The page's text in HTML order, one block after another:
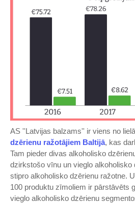
AS ''Latvijas balzams'' ir viens no
dzērienu ražotājiem Baltijā, kas
Tam pieder divas alkoholisko
dzirkstošo vīnu un vieglo alkoholisko
stipro alkoholisko dzērienu ražotne.
100 produktu zīmoliem ir pārstāvēts
vieglo alkoholisko dzērienu